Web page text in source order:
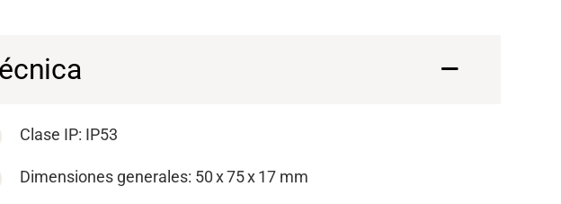
Clase IP: IP53
Dimensiones generales: 50 x 75 x 17 mm